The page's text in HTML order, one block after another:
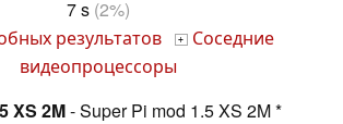
7 s (2%)
результатов + Соседние
видеопроцессоры
XS 2M- Super Pi mod 1.5 XS 2M *